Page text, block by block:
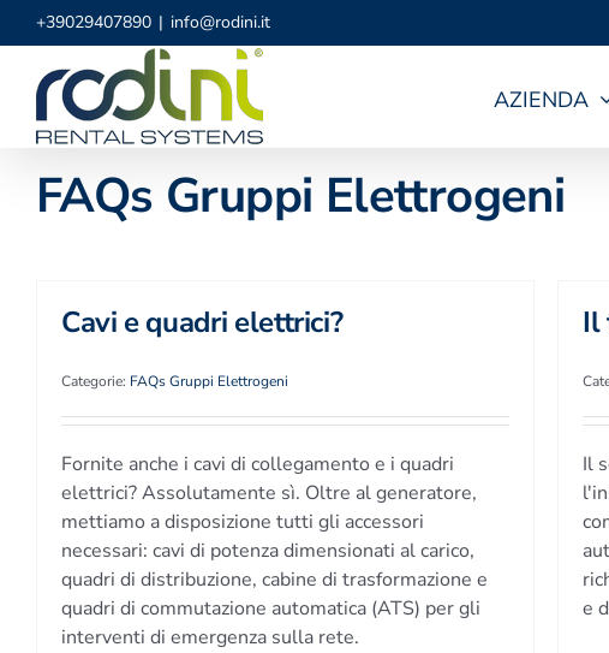
Salta
al
contenuto
+39029407890 | info@rodini.it
AZIENDA
FAQs Gruppi Elettrogeni
Cavi e quadri elettrici?
Categorie: FAQs Gruppi Elettrogeni
Fornite anche i cavi di collegamento e i quadri
elettrici? Assolutamente sì. Oltre al generatore,
mettiamo a disposizione tutti gli accessori
necessari: cavi di potenza dimensionati al carico,
quadri di distribuzione, cabine di trasformazione e
quadri di commutazione automatica (ATS) per gli
interventi di emergenza sulla rete.
Il
Il
e